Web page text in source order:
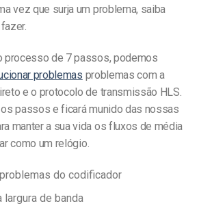
vez que surja um problema, saiba
processo de 7 passos, podemos
problemas problemas com a
e o protocolo de transmissão HLS.
os passos e ficará munido das nossas
manter a sua vida os fluxos de média
como um relógio.
do codificador
largura de banda